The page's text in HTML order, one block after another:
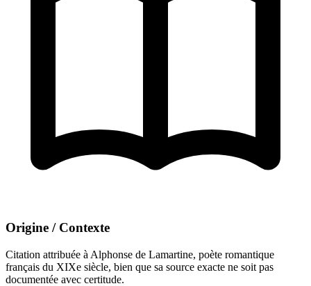
Origine / Contexte
Citation attribuée à Alphonse de Lamartine, poète romantique
français du XIXe siècle, bien que sa source exacte ne soit pas
documentée avec certitude.